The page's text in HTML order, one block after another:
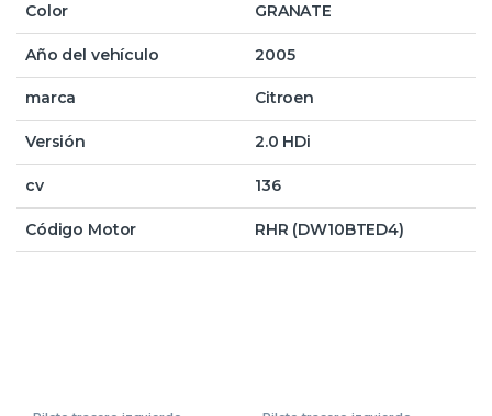
Color GRANATE
Año del vehículo 2005
marca Citroen
Versión 2.0 HDi
cv 136
Código Motor RHR (DW10BTED4)